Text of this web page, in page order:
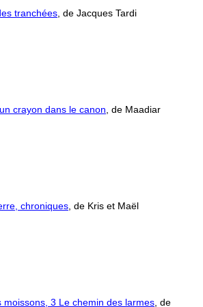
tranchées , de Jacques Tardi
crayon dans le canon , de Maadiar
chroniques , de Kris et Maël
moissons, 3 Le chemin des larmes , de